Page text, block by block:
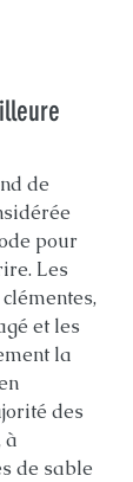
de
pour
Les
et les
la
des
à
de sable